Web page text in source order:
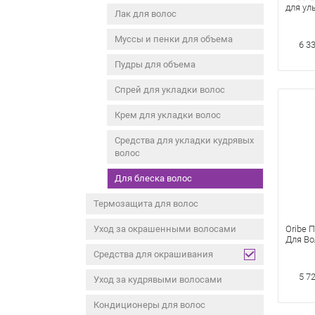
Лак для волос
Муссы и пенки для объема
Пудры для объема
Спрей для укладки волос
Крем для укладки волос
Средства для укладки кудрявых
волос
Для блеска волос
Термозащита для волос
Уход за окрашенными волосами
Средства для окрашивания
Уход за кудрявыми волосами
Кондиционеры для волос
для
мл
Chine
6
Oribe
Для
5